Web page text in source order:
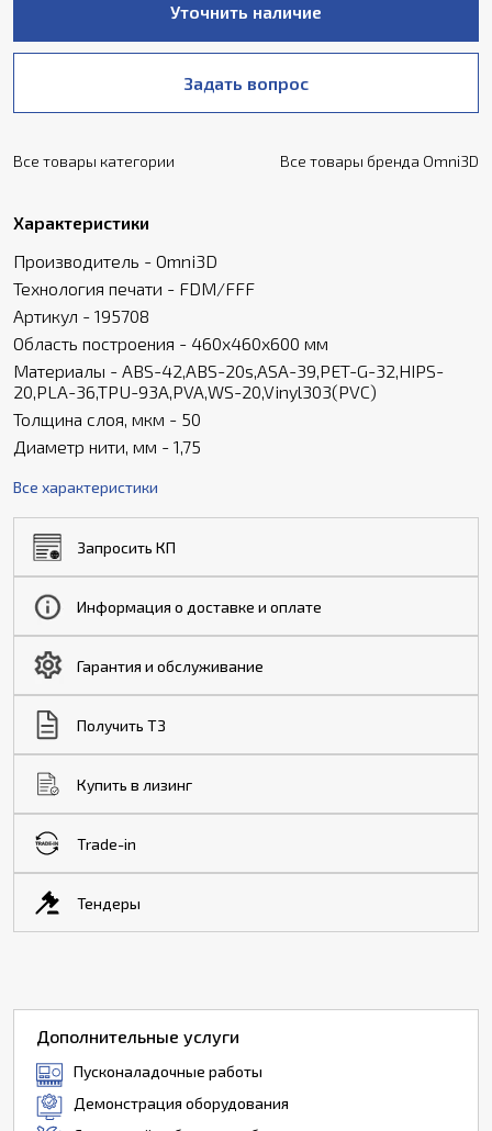
Уточнить наличие
Задать вопрос
Все товары категории Все товары бренда Omni3D
Характеристики
Производитель - Omni3D
Технология печати - FDM/FFF
Артикул - 195708
Область построения - 460x460x600 мм
Материалы - ABS-42,ABS-20s,ASA-39,PET-G-32,HIPS-
20,PLA-36,TPU-93A,PVA,WS-20,Vinyl303(PVC)
Толщина слоя, мкм - 50
Диаметр нити, мм - 1,75
Все характеристики
Запросить КП
Информация о доставке и оплате
Гарантия и обслуживание
Получить ТЗ
Купить в лизинг
Trade-in
Тендеры
Дополнительные услуги
Пусконаладочные работы
Демонстрация оборудования